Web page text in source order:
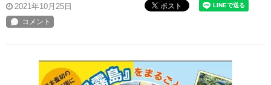
2021年10月25日 ポスト